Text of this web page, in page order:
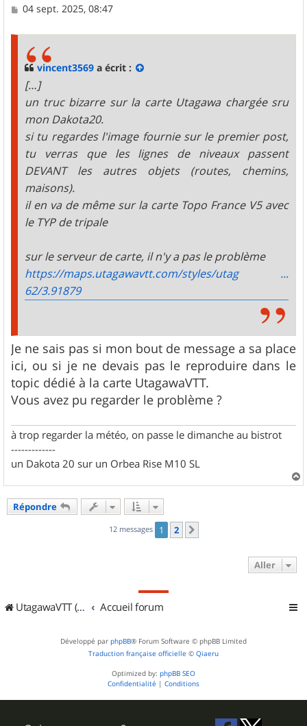
M
04 sept. 2025, 08:47
vincent3569 a écrit :
[…]
un truc bizarre sur la carte Utagawa chargée sru
mon Dakota20.
si tu regardes l'image fournie sur le premier post,
tu verras que les lignes de niveaux passent
DEVANT les autres objets (routes, chemins,
maisons).
il en va de même sur la carte Topo France V5 avec
le TYP de tripale
sur le serveur de carte, il n'y a pas le problème
https://maps.utagawavtt.com/styles/utag ...
62/3.91879
Je ne sais pas si mon bout de message a sa place
ici, ou si je ne devais pas le reproduire dans le
topic dédié à la carte UtagawaVTT.
Vous avez pu regarder le problème ?
à trop regarder la météo, on passe le dimanche au bistrot
-------------
un Dakota 20 sur un Orbea Rise M10 SL
a
Répondre
12 messages 1 2
Aller
UtagawaVTT (Randos VTT et VTTAE avec traces GPS) Accueil forum
Développé par phpBB® Forum Software © phpBB Limited
Traduction française officielle © Qiaeru
Optimized by: phpBB SEO
Confidentialité | Conditions